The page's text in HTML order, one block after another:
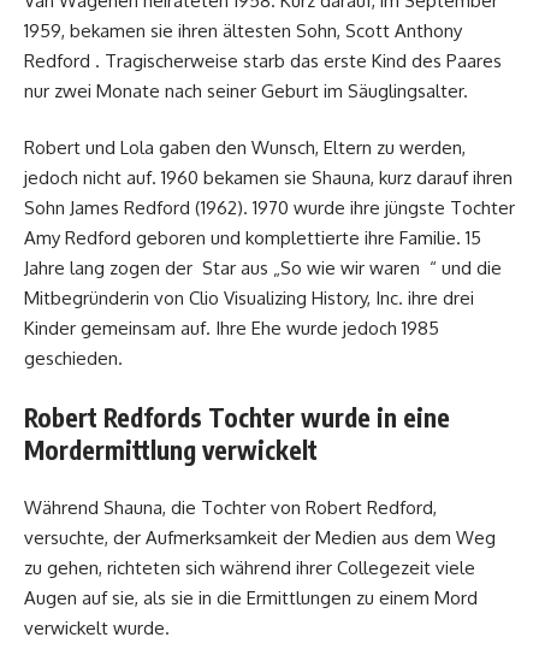
1959, bekamen sie ihren ältesten Sohn, Scott Anthony
Redford . Tragischerweise starb das erste Kind des Paares
nur zwei Monate nach seiner Geburt im Säuglingsalter.
Robert und Lola gaben den Wunsch, Eltern zu werden,
jedoch nicht auf. 1960 bekamen sie Shauna, kurz darauf ihren
Sohn James Redford (1962). 1970 wurde ihre jüngste Tochter
Amy Redford geboren und komplettierte ihre Familie. 15
Jahre lang zogen der Star aus „So wie wir waren “ und die
Mitbegründerin von Clio Visualizing History, Inc. ihre drei
Kinder gemeinsam auf. Ihre Ehe wurde jedoch 1985
geschieden.
Robert Redfords Tochter wurde in eine
Mordermittlung verwickelt
Während Shauna, die Tochter von Robert Redford,
versuchte, der Aufmerksamkeit der Medien aus dem Weg
zu gehen, richteten sich während ihrer Collegezeit viele
Augen auf sie, als sie in die Ermittlungen zu einem Mord
verwickelt wurde.